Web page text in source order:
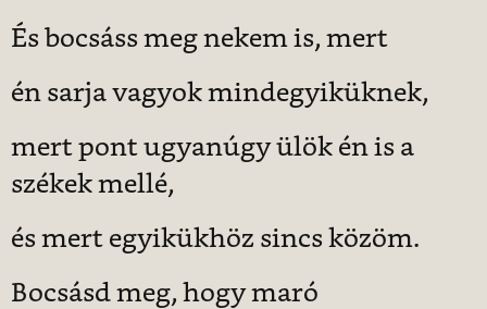
És bocsáss meg nekem is, mert
én sarja vagyok mindegyiküknek,
mert pont ugyanúgy ülök én is a
székek mellé,
és mert egyikükhöz sincs közöm.
Bocsásd meg, hogy maró